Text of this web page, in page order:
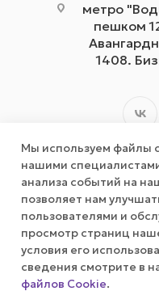
метро
пешком
1408.
2026 ©
Мы используем файлы
нашими
анализа событий на
позволяет нам
пользователями и
просмотр страниц
условия его
сведения смотрите в
файлов Cookie.